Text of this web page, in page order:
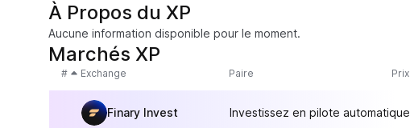
À Propos du XP
Aucune information disponible pour le moment.
Marchés XP
# Exchange Paire Prix
Finary Invest Investissez en pilote automatique